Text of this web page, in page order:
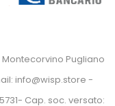
Montecorvino Pugliano
info@wisp.store -
Cap. soc. versato: